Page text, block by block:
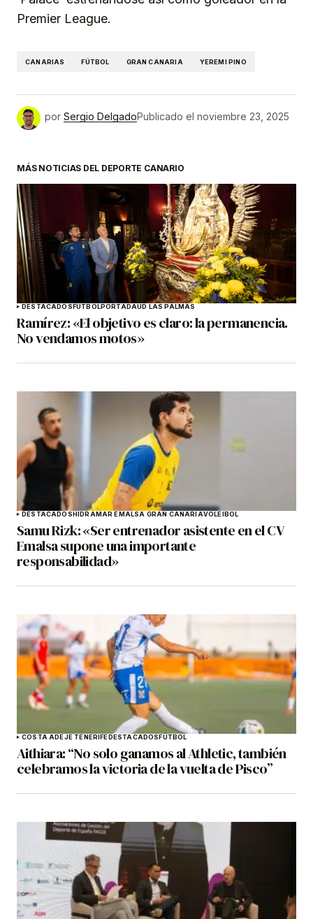
Premier League.
CANARIAS FÚTBOL GRAN CANARIA YEREMI PINO
por Sergio DelgadoPublicado el noviembre 23, 2025
MÁS NOTICIAS DEL DEPORTE CANARIO
DESTACADOSFÚTBOLPORTADAUD LAS PALMAS
Ramírez: «El objetivo es claro: la permanencia.
No vendamos motos»
DESTACADOSHIDRAMAR EMALSA GRAN CANARIAVOLEIBOL
Samu Rizk: «Ser entrenador asistente en el CV
Emalsa supone una importante
responsabilidad»
COSTA ADEJE TENERIFEDESTACADOSFÚTBOL
Aithiara: “No solo ganamos al Athletic, también
celebramos la victoria de la vuelta de Pisco”